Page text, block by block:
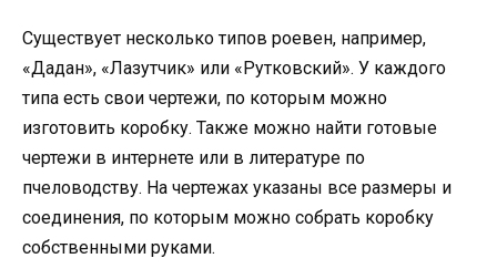
Существует несколько типов роевен, например,
«Дадан», «Лазутчик» или «Рутковский». У каждого
типа есть свои чертежи, по которым можно
изготовить коробку. Также можно найти готовые
чертежи в интернете или в литературе по
пчеловодству. На чертежах указаны все размеры и
соединения, по которым можно собрать коробку
собственными руками.